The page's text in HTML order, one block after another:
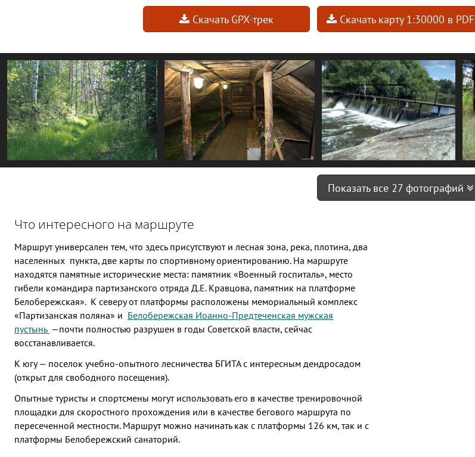
Скачать GPX-трек Скачать карту 1:30000 в PDF
Показать все 27 фотографий
Что интересного на маршруте
Маршрут универсален тем, что здесь присутствуют и лесная зона, река, плотина, два
населенных пункта, две карты по спортивному ориентированию. На маршруте
находятся памятные исторические места: памятник «Военный госпиталь», место
гибели командира партизанского отряда Д.Е. Кравцова, памятник на платформе
Белобережская». К северу от платформы расположены мемориальный комплекс
«Партизанская поляна» и Белобережская Иоанно-Предтеченская мужская
пустынь —почти полностью разрушен в годы Советской власти, сейчас
восстанавливается.
К югу — поселок учебно-опытного лесничества БГИТА с интересным дендросадом
(открыт для свободного посещения).
Опытные туристы и спортсмены могут использовать его в качестве тренировочной
площадки для скоростного прохождения или в качестве бегового маршрута по
пересеченной местности. Маршрут можно начинать как с платформы 126 км, так и с
платформы Белобережский санаторий.